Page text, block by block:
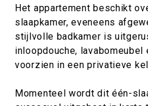
Het appartement beschikt
slaapkamer, eveneens
stijlvolle badkamer is
inloopdouche,
voorzien in een privatieve
Momenteel wordt dit één-